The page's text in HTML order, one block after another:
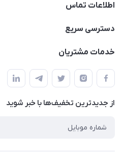
اطلاعات تماس
09124780957
دسترسی سریع
حساب کاربری
لیست محصولات
درباره ما
خدمات مشتریان
قوانین و مقررات
حریم خصوصی
راهنما
از جدید‌ترین تخفیف‌ها با‌ خبر شوید